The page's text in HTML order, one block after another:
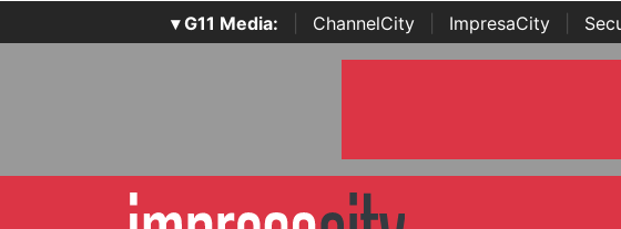
▾ G11 Media: ChannelCity ImpresaCity